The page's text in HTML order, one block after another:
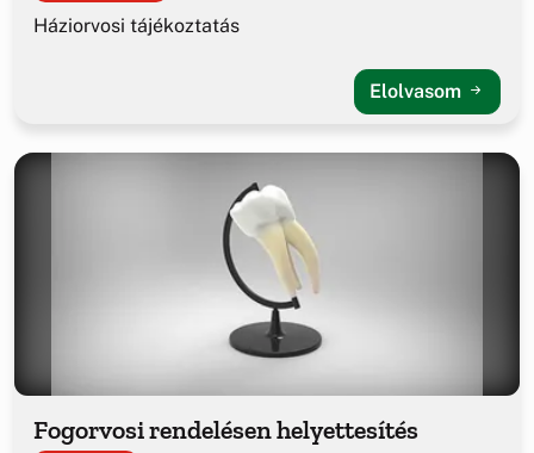
Háziorvosi tájékoztatás
Elolvasom
Fogorvosi rendelésen helyettesítés